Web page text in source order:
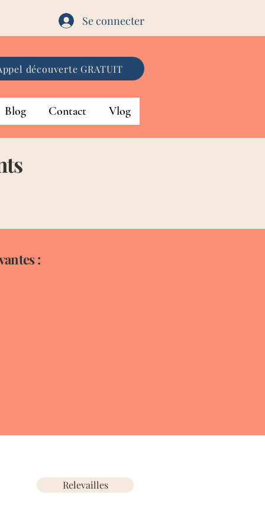
Se connecter
découverte GRATUIT
Blog Contact Vlog
:
Relevailles